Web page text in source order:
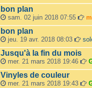
bon plan
sam. 02 juin 2018 07:55
bon plan
jeu. 19 avr. 2018 08:03
Jusqu'à la fin du mois
mer. 21 mars 2018 19:46
Vinyles de couleur
mer. 21 mars 2018 19:43